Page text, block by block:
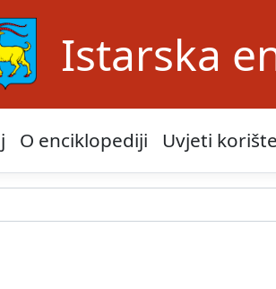
Istarska
O enciklopediji Uvjeti